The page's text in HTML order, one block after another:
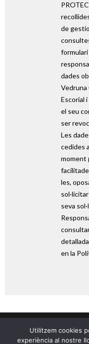
de
formulari
dades
Vedruna
Escorial
el seu
ser
Les
cedides
moment
les,
seva
en la
Utilitzem cookies
experiència al nostre